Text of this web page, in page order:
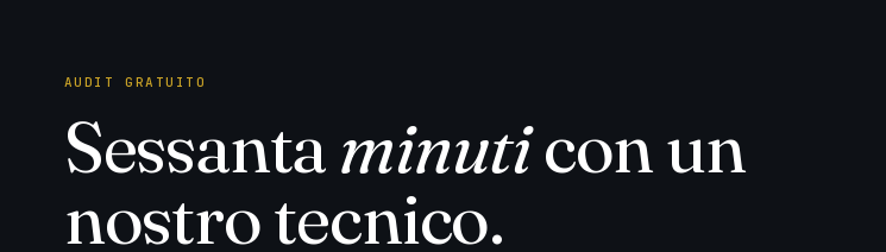
AUDIT GRATUITO
Sessantaminuticon un
nostro tecnico.